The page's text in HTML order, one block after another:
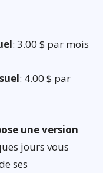
: 3.00 $ par mois
: 4.00 $ par
une version
jours vous
ses